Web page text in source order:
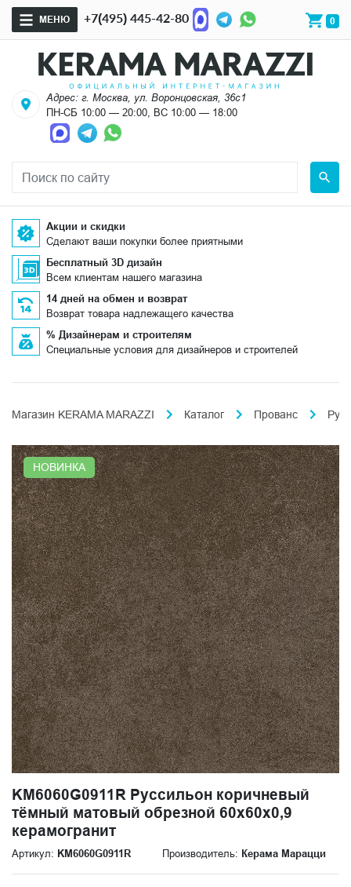
МЕНЮ +7(495) 445-42-80 0
Адрес: г. Москва, ул. Воронцовская, 36с1
ПН-СБ 10:00 — 20:00, ВС 10:00 — 18:00
Акции и скидки
Сделают ваши покупки более приятными
Бесплатный 3D дизайн
Всем клиентам нашего магазина
14 дней на обмен и возврат
Возврат товара надлежащего качества
% Дизайнерам и строителям
Специальные условия для дизайнеров и строителей
Магазин KERAMA MARAZZI Каталог Прованс
НОВИНКА
KM6060G0911R Руссильон коричневый
тёмный матовый обрезной 60x60x0,9
керамогранит
Артикул: KM6060G0911R Производитель: Керама Марацци